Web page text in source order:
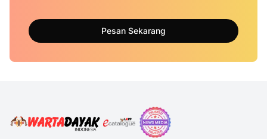
Pesan Sekarang